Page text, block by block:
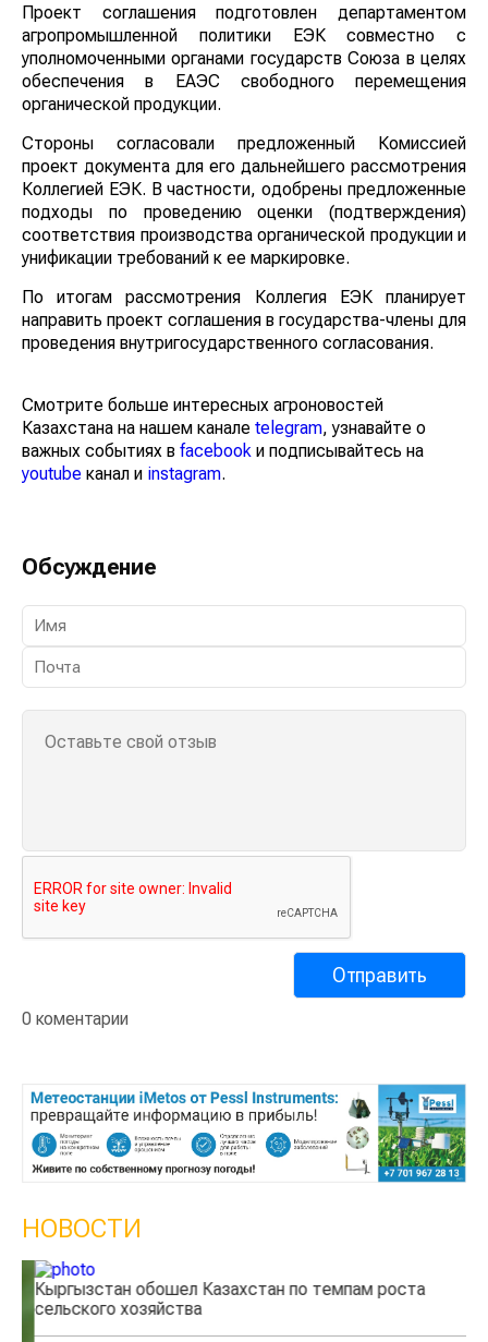
Проект соглашения подготовлен департаментом
агропромышленной политики ЕЭК совместно с
уполномоченными органами государств Союза в целях
обеспечения в ЕАЭС свободного перемещения
органической продукции.
Стороны согласовали предложенный Комиссией
проект документа для его дальнейшего рассмотрения
Коллегией ЕЭК. В частности, одобрены предложенные
подходы по проведению оценки (подтверждения)
соответствия производства органической продукции и
унификации требований к ее маркировке.
По итогам рассмотрения Коллегия ЕЭК планирует
направить проект соглашения в государства-члены для
проведения внутригосударственного согласования.
Смотрите больше интересных агроновостей
Казахстана на нашем канале telegram, узнавайте о
важных событиях в facebook и подписывайтесь на
youtube канал и instagram.
Обсуждение
0 коментарии
НОВОСТИ
Кыргызстан обошел Казахстан по темпам роста
сельского хозяйства